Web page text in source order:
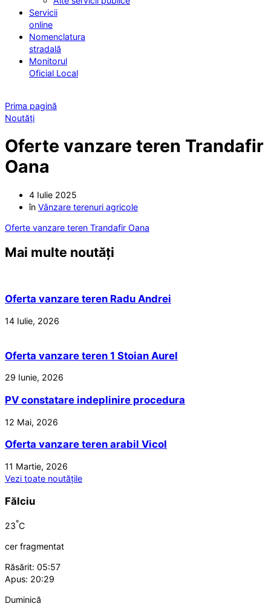
Servicii
online
Nomenclatura
stradală
Monitorul
Oficial Local
Prima pagină
Noutăți
Oferte vanzare teren Trandafir
Oana
4 Iulie 2025
în Vânzare terenuri agricole
Oferte vanzare teren Trandafir Oana
Mai multe noutăți
Oferta vanzare teren Radu Andrei
14 Iulie, 2026
Oferta vanzare teren 1 Stoian Aurel
29 Iunie, 2026
PV constatare indeplinire procedura
12 Mai, 2026
Oferta vanzare teren arabil Vicol
11 Martie, 2026
Vezi toate noutățile
Fălciu
23°C
cer fragmentat
Răsărit: 05:57
Apus: 20:29
Duminică